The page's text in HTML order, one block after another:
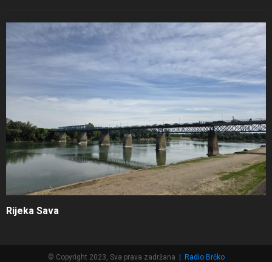
Rijeka Sava
© Copyright 2023, Sva prava zadržana Radio Brčko